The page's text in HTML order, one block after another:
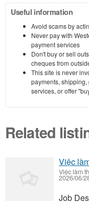
Useful information
Avoid scams by
Never pay with
payment services
Don't buy or sell
cheques from
This site is never
payments,
services, or offer
Related
Việc
Việc làm
2026/06/
Job